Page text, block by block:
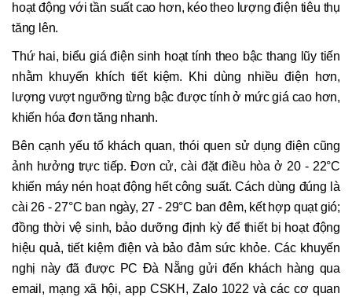
hoạt động với tần suất cao hơn, kéo theo lượng điện tiêu thụ
tăng lên.
Thứ hai, biểu giá điện sinh hoạt tính theo bậc thang lũy tiến
nhằm khuyến khích tiết kiệm. Khi dùng nhiều điện hơn,
lượng vượt ngưỡng từng bậc được tính ở mức giá cao hơn,
khiến hóa đơn tăng nhanh.
Bên cạnh yếu tố khách quan, thói quen sử dụng điện cũng
ảnh hưởng trực tiếp. Đơn cử, cài đặt điều hòa ở 20 - 22°C
khiến máy nén hoạt động hết công suất. Cách dùng đúng là
cài 26 - 27°C ban ngày, 27 - 29°C ban đêm, kết hợp quạt gió;
đồng thời vệ sinh, bảo dưỡng định kỳ để thiết bị hoạt động
hiệu quả, tiết kiệm điện và bảo đảm sức khỏe. Các khuyến
nghị này đã được PC Đà Nẵng gửi đến khách hàng qua
email, mạng xã hội, app CSKH, Zalo 1022 và các cơ quan